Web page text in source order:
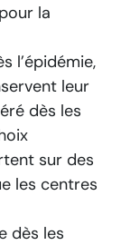
la
l’épidémie,
leur
dès les
sur des
les centres
dès les